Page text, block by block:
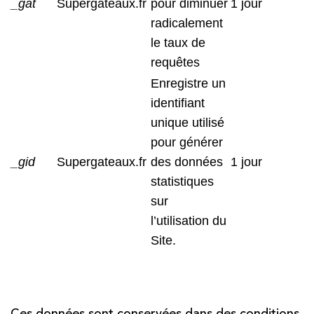
_gat Supergateaux.fr pour diminuer
radicalement
le taux de
requêtes
1 jour
_gid Supergateaux.fr
Enregistre un
identifiant
unique utilisé
pour générer
des données
statistiques
sur
l’utilisation du
Site.
1 jour